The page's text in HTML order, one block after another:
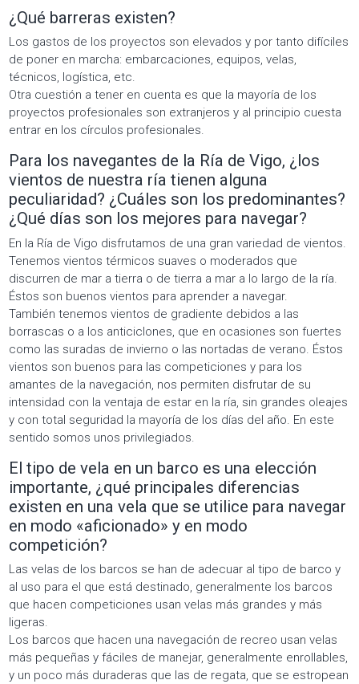
¿Qué barreras existen?
Los gastos de los proyectos son elevados y por tanto difíciles
de poner en marcha: embarcaciones, equipos, velas,
técnicos, logística, etc.
Otra cuestión a tener en cuenta es que la mayoría de los
proyectos profesionales son extranjeros y al principio cuesta
entrar en los círculos profesionales.
Para los navegantes de la Ría de Vigo, ¿los
vientos de nuestra ríatienen alguna
peculiaridad? ¿Cuáles son los predominantes?
¿Qué días son los mejores para navegar?
En la Ría de Vigo disfrutamos de una gran variedad de vientos.
Tenemos vientos térmicos suaves o moderados que
discurren de mar a tierra o de tierra a mar a lo largo de la ría.
Éstos son buenos vientos para aprender a navegar.
También tenemos vientos de gradiente debidos a las
borrascas o a los anticiclones, que en ocasiones son fuertes
como las suradas de invierno o las nortadas de verano. Éstos
vientos son buenos para las competiciones y para los
amantes de la navegación, nos permiten disfrutar de su
intensidad con la ventaja de estar en la ría, sin grandes oleajes
y con total seguridad la mayoría de los días del año. En este
sentido somos unos privilegiados.
El tipo de vela en un barco es una elección
importante, ¿qué principales diferencias
existen en una vela que se utilice para navegar
en modo «aficionado» y en modo
competición?
Las velas de los barcos se han de adecuar al tipo de barco y
al uso para el que está destinado, generalmente los barcos
que hacen competiciones usan velas más grandes y más
ligeras.
Los barcos que hacen una navegación de recreo usan velas
más pequeñas y fáciles de manejar, generalmente enrollables,
y un poco más duraderas que las de regata, que se estropean